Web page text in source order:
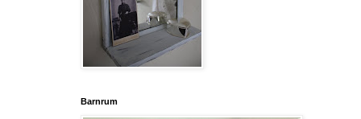
Barnrum